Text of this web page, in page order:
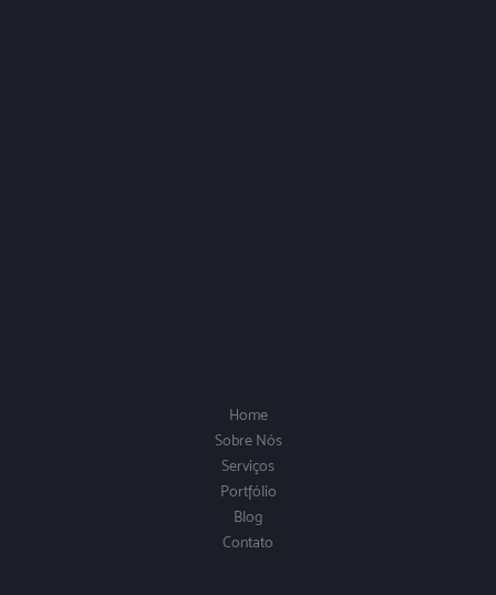
Home
Sobre Nós
Serviços
Portfólio
Blog
Contato